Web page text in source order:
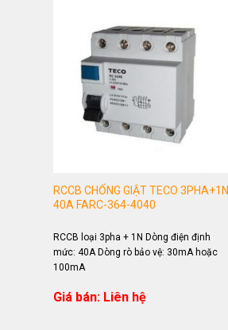
RCCB CHỐNG GIẬT TECO 3PHA+1N
40A FARC-364-4040
RCCB loại 3pha + 1N Dòng điện định
mức: 40A Dòng rò bảo vệ: 30mA hoặc
100mA
Giá bán: Liên hệ